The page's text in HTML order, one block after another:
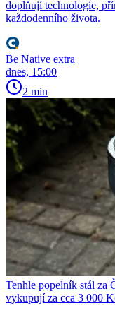
doplňují technologie,
každodenního života.
Be Native extra
dnes, 15:00
2 min
Tenhle popelník stál za
vykupují za cca 3 000